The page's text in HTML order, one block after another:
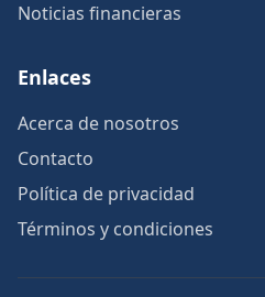
Noticias financieras
Enlaces
Acerca de nosotros
Contacto
Política de privacidad
Términos y condiciones